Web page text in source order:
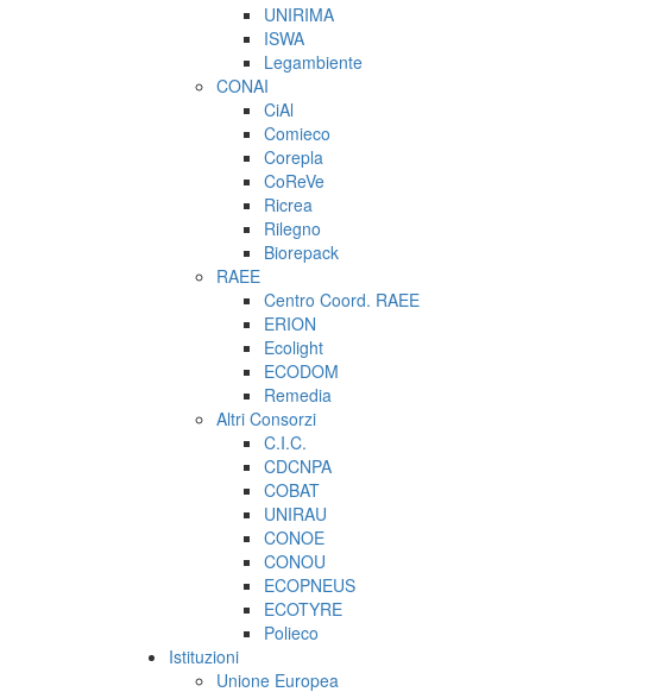
UNIRIMA
ISWA
Legambiente
CONAI
CiAl
Comieco
Corepla
CoReVe
Ricrea
Rilegno
Biorepack
RAEE
Centro Coord. RAEE
ERION
Ecolight
ECODOM
Remedia
Altri Consorzi
C.I.C.
CDCNPA
COBAT
UNIRAU
CONOE
CONOU
ECOPNEUS
ECOTYRE
Polieco
Istituzioni
Unione Europea